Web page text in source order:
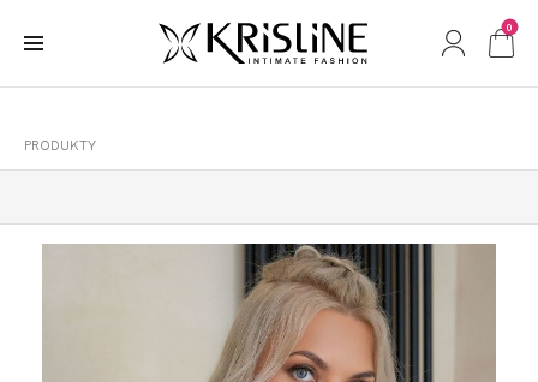
0
PRODUKTY